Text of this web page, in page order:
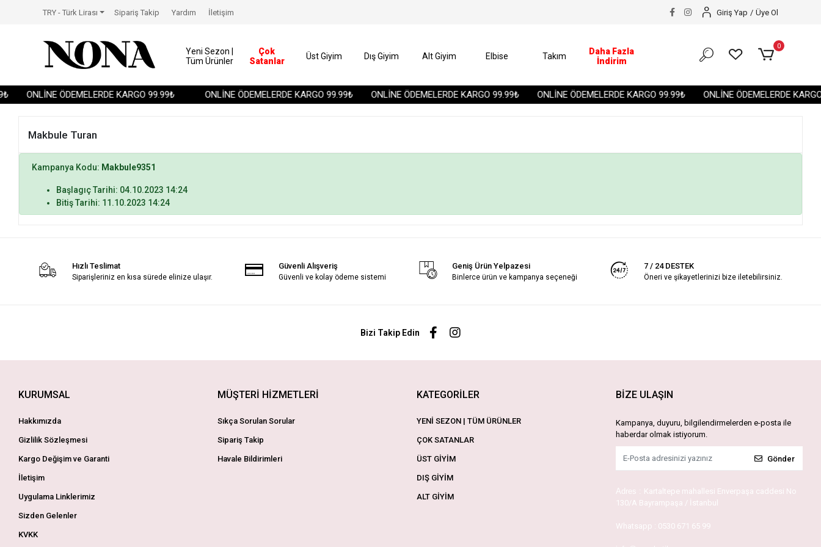
ONLİNE ÖDEMELERDE KARGO 99.99₺ ONLİNE ÖDEMELERDE KARGO 99.99₺ ONLİNE ÖDEMELERDE KARGO 99.99₺ ONLİNE ÖDEMELERDE KARGO 99.99₺ ONLİNE ÖDEMELERDE
TRY - Türk Lirası Sipariş Takip Yardım İletişim Giriş Yap / Üye Ol
Yeni Sezon |
Tüm Ürünler
Çok
Satanlar
Üst Giyim Dış Giyim Alt Giyim Elbise Takım
Daha Fazla
İndirim
0
Makbule Turan
Kampanya Kodu: Makbule9351
Başlagıç Tarihi: 04.10.2023 14:24
Bitiş Tarihi: 11.10.2023 14:24
Hızlı Teslimat
Siparişleriniz en kısa sürede elinize ulaşır.
Güvenli Alışveriş
Güvenli ve kolay ödeme sistemi
Geniş Ürün Yelpazesi
Binlerce ürün ve kampanya seçeneği
7 / 24 DESTEK
Öneri ve şikayetlerinizi bize iletebilirsiniz.
Bizi Takip Edin
KURUMSAL
Hakkımızda
Gizlilik Sözleşmesi
Kargo Değişim ve Garanti
İletişim
Uygulama Linklerimiz
Sizden Gelenler
KVKK
MÜŞTERİ HİZMETLERİ
Sıkça Sorulan Sorular
Sipariş Takip
Havale Bildirimleri
KATEGORİLER
YENİ SEZON | TÜM ÜRÜNLER
ÇOK SATANLAR
ÜST GİYİM
DIŞ GİYİM
ALT GİYİM
BİZE ULAŞIN
Kampanya, duyuru, bilgilendirmelerden e-posta ile
haberdar olmak istiyorum.
Gönder
Adres : Kartaltepe mahallesi Enverpaşa caddesi No
130/A Bayrampaşa / İstanbul
Whatsapp : 0530 671 65 99